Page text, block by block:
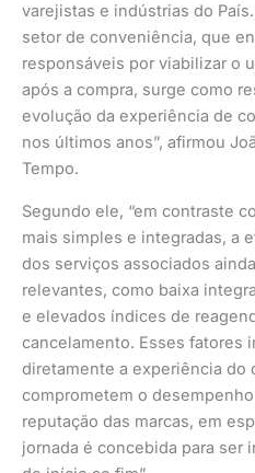
varejistas e indústrias do
setor de conveniência, que
responsáveis por viabilizar o
após a compra, surge como
evolução da experiência de
nos últimos anos”, afirmou
Tempo.
Segundo ele, “em contraste
mais simples e integradas, a
dos serviços associados
relevantes, como baixa
e elevados índices de
cancelamento. Esses fatores
diretamente a experiência do
comprometem o
reputação das marcas, em
jornada é concebida para ser